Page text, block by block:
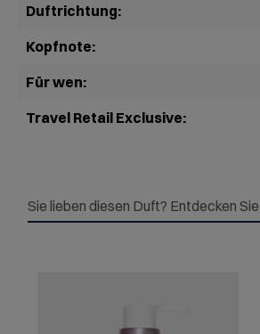
Duftrichtung:
Kopfnote:
Für wen:
Travel Retail Exclusive:
Sie lieben diesen Duft? Entdecken